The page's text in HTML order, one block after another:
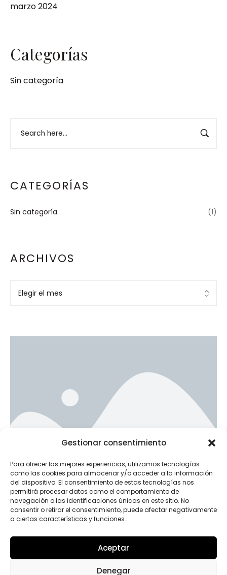
Gestionar consentimiento
Para ofrecer las mejores experiencias, utilizamos tecnologías
como las cookies para almacenar y/o acceder a la información
del dispositivo. El consentimiento de estas tecnologías nos
permitirá procesar datos como el comportamiento de
navegación o las identificaciones únicas en este sitio. No
consentir o retirar el consentimiento, puede afectar negativamente
a ciertas características y funciones.
Aceptar
Denegar
marzo 2024
Categorías
Sin categoría
CATEGORÍAS
Sin categoría (1)
ARCHIVOS
Ad Banner